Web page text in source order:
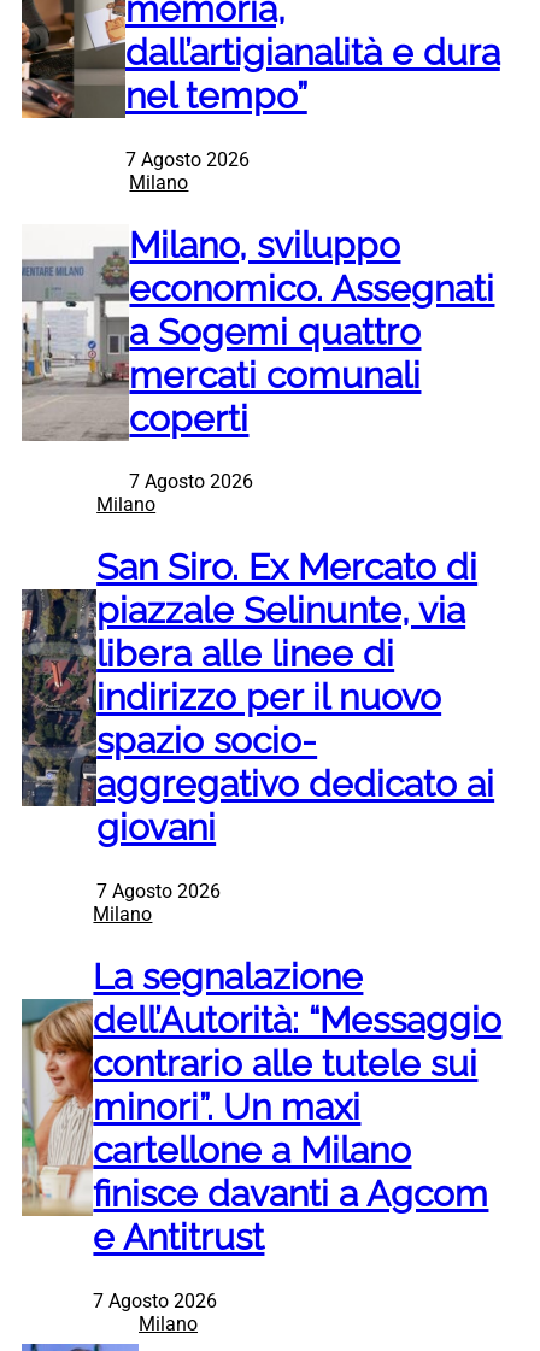
memoria,
dall’artigianalità e dura
nel tempo”
7 Agosto 2026
Milano
Milano, sviluppo
economico. Assegnati
a Sogemi quattro
mercati comunali
coperti
7 Agosto 2026
Milano
San Siro. Ex Mercato di
piazzale Selinunte, via
libera alle linee di
indirizzo per il nuovo
spazio socio-
aggregativo dedicato ai
giovani
7 Agosto 2026
Milano
La segnalazione
dell’Autorità: “Messaggio
contrario alle tutele sui
minori”. Un maxi
cartellone a Milano
finisce davanti a Agcom
e Antitrust
7 Agosto 2026
Milano